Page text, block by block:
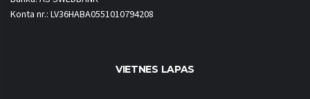
Konta nr.: LV36HABA0551010794208
VIETNES LAPAS